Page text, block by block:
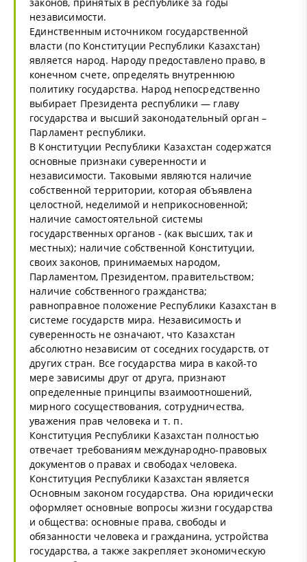
независимости.
Единственным источником государственной
власти (по Конституции Республики Казахстан)
является народ. Народу предоставлено право, в
конечном счете, определять внутреннюю
политику государства. Народ непосредственно
выбирает Президента республики — главу
государства и высший законодательный орган –
Парламент республики.
В Конституции Республики Казахстан содержатся
основные признаки суверенности и
независимости. Таковыми являются наличие
собственной территории, которая объявлена
целостной, неделимой и неприкосновенной;
наличие самостоятельной системы
государственных органов - (как высших, так и
местных); наличие собственной Конституции,
своих законов, принимаемых народом,
Парламентом, Президентом, правительством;
наличие собственного гражданства;
равноправное положение Республики Казахстан в
системе государств мира. Независимость и
суверенность не означают, что Казахстан
абсолютно независим от соседних государств, от
других стран. Все государства мира в какой-то
мере зависимы друг от друга, признают
определенные принципы взаимоотношений,
мирного сосуществования, сотрудничества,
уважения прав человека и т. п.
Конституция Республики Казахстан полностью
отвечает требованиям международно-правовых
документов о правах и свободах человека.
Конституция Республики Казахстан является
Основным законом государства. Она юридически
оформляет основные вопросы жизни государства
и общества: основные права, свободы и
обязанности человека и гражданина, устройства
государства, а также закрепляет экономическую